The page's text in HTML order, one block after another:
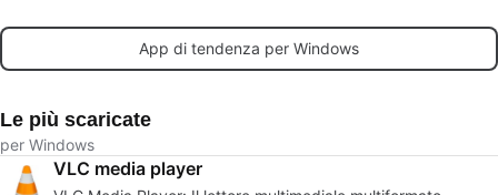
definitivo.
elaboratore di testi è
pronto per l'azione
App di tendenza per Windows
Le più scaricate
per Windows
VLC media player